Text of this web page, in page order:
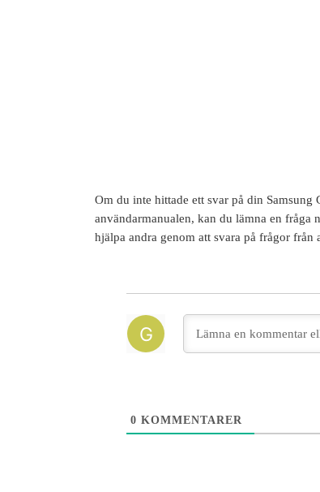
Om du inte hittade ett svar på din Samsung
användarmanualen, kan du lämna en fråga
hjälpa andra genom att svara på frågor från
0 KOMMENTARER